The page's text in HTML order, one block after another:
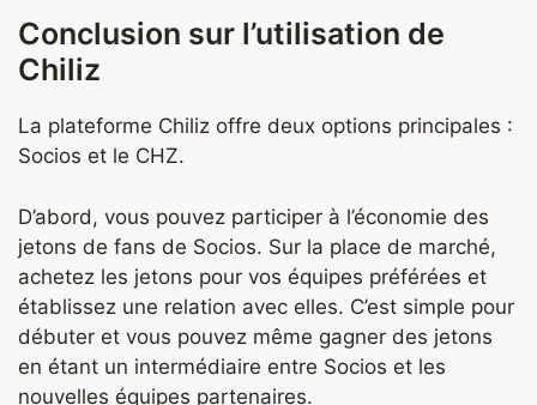
Conclusion sur l’utilisation de
Chiliz
La plateforme Chiliz offre deux options principales :
Socios et le CHZ.
D’abord, vous pouvez participer à l’économie des
jetons de fans de Socios. Sur la place de marché,
achetez les jetons pour vos équipes préférées et
établissez une relation avec elles. C’est simple pour
débuter et vous pouvez même gagner des jetons
en étant un intermédiaire entre Socios et les
nouvelles équipes partenaires.